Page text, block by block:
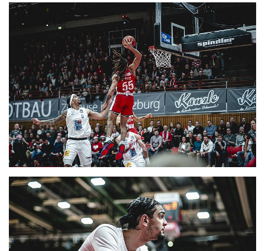
NEWS
FANZONE
CLUB
DANCERS
PARTNER
WÜRZBURG-BASKETS-DYN